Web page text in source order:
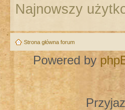
Najnowszy
Strona główna forum
Powered by